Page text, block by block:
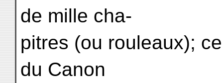
de mille cha-
pitres (ou rouleaux);
du Canon